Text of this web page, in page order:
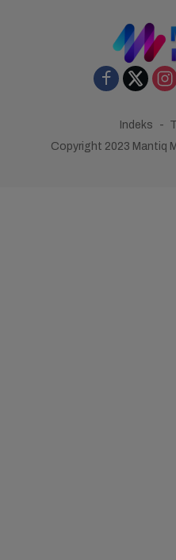
Indeks
Copyright 2023 Mantiq